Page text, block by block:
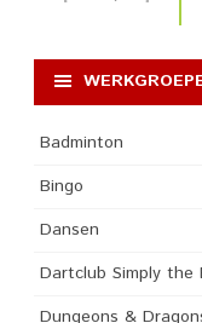
Badminton
Bingo
Dansen
Dartclub Simply the
Dungeons &